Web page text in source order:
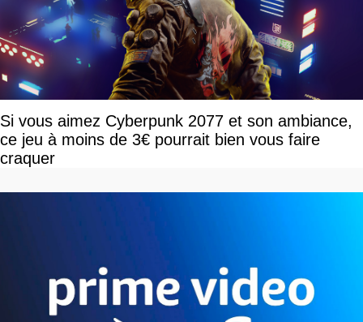
Si vous aimez Cyberpunk 2077 et son ambiance,
ce jeu à moins de 3€ pourrait bien vous faire
craquer